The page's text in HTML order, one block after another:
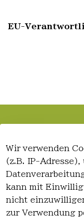
EU-
Wir verwenden
(z.B. IP-
kann mit
nicht
zur Verwendung
AGB
Impressum
Widerrufsrecht